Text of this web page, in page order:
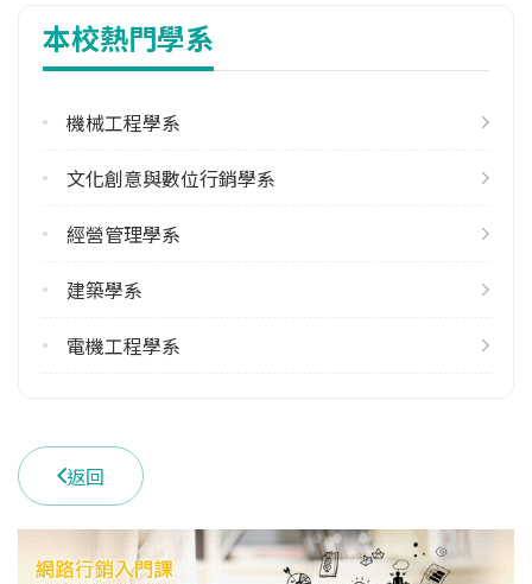
雙主修人數
113學年度上學期
2
學系電話
苗栗縣苗栗市恭敬里聯大1號
本校熱門學系
機械工程學系
文化創意與數位行銷學系
經營管理學系
建築學系
電機工程學系
返回